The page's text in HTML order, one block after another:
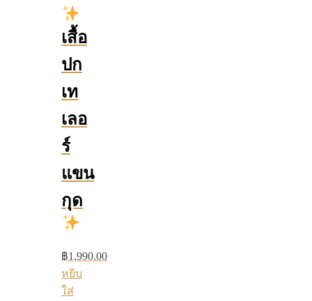
เสื้อ
ปก
เท
เลอ
ร์
แขน
กุด
฿1,990.00
หยิบ
ใส่